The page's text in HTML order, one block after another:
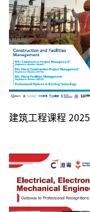
建筑工程课程 2025